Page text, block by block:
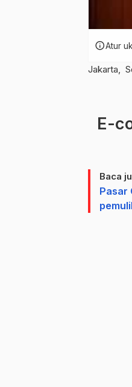
infoAtur
Jakarta,
E-
Baca
Pasar